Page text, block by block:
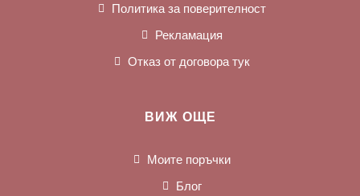
Политика за поверителност
Рекламация
Отказ от договора тук
ВИЖ ОЩЕ
Моите поръчки
Блог